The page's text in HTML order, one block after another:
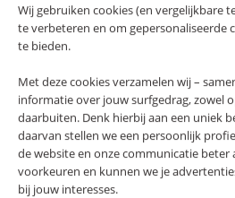
Wij gebruiken cookies (en vergelijkbare
te verbeteren en om gepersonaliseerde
te bieden.
Met deze cookies verzamelen wij –
informatie over jouw surfgedrag, zowel
daarbuiten. Denk hierbij aan een uniek
daarvan stellen we een persoonlijk
de website en onze communicatie
voorkeuren en kunnen we je
bij jouw interesses.
PLUS- EN MINPUNTEN
FAQ
RETOUREN